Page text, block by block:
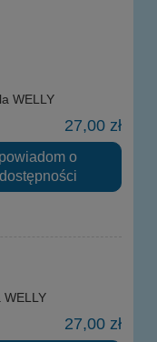
WELLY
27,00 zł
powiadom o
dostępności
27,00 zł